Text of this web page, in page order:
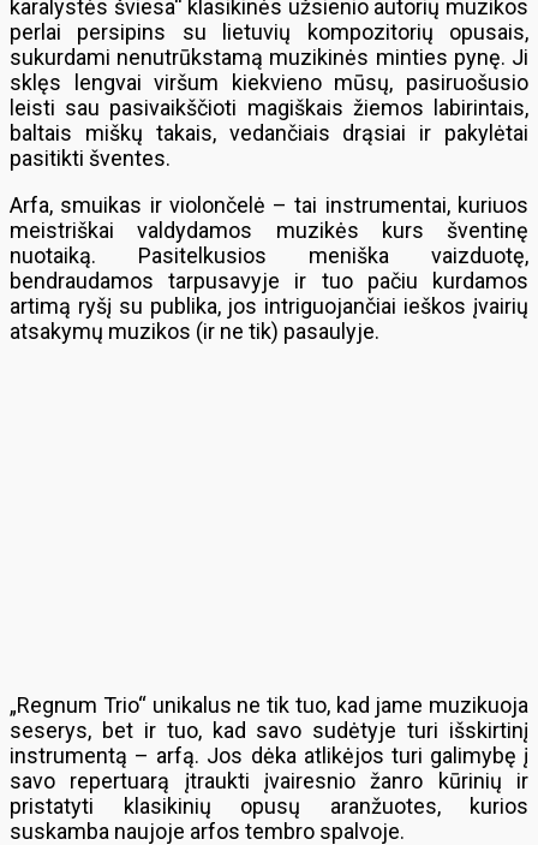
karalystės šviesa“ klasikinės užsienio autorių muzikos
perlai persipins su lietuvių kompozitorių opusais,
sukurdami nenutrūkstamą muzikinės minties pynę. Ji
sklęs lengvai viršum kiekvieno mūsų, pasiruošusio
leisti sau pasivaikščioti magiškais žiemos labirintais,
baltais miškų takais, vedančiais drąsiai ir pakylėtai
pasitikti šventes.
Arfa, smuikas ir violončelė – tai instrumentai, kuriuos
meistriškai valdydamos muzikės kurs šventinę
nuotaiką. Pasitelkusios meniška vaizduotę,
bendraudamos tarpusavyje ir tuo pačiu kurdamos
artimą ryšį su publika, jos intriguojančiai ieškos įvairių
atsakymų muzikos (ir ne tik) pasaulyje.
„Regnum Trio“ unikalus ne tik tuo, kad jame muzikuoja
seserys, bet ir tuo, kad savo sudėtyje turi išskirtinį
instrumentą – arfą. Jos dėka atlikėjos turi galimybę į
savo repertuarą įtraukti įvairesnio žanro kūrinių ir
pristatyti klasikinių opusų aranžuotes, kurios
suskamba naujoje arfos tembro spalvoje.